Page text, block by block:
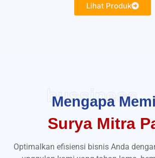
Lihat Produk
bussiness
Mengapa
Surya Mitra
Optimalkan efisiensi bisnis Anda